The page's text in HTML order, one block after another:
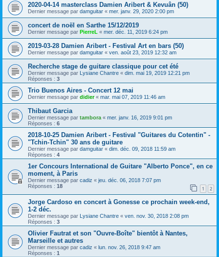
2020-04-14 masterclass Damien Aribert & Kevuân (50)
Dernier message par damguitar « mer. janv. 29, 2020 2:00 pm
concert de noël en Sarthe 15/12/2019
Dernier message par PierreL « mer. déc. 11, 2019 6:24 pm
2019-03-28 Damien Aribert - Festival Art en bars (50)
Dernier message par damguitar « ven. août 23, 2019 12:32 am
Recherche stage de guitare classique pour cet été
Dernier message par Lysiane Chantre « dim. mai 19, 2019 12:21 pm
Réponses : 3
Trio Buenos Aires - Concert 12 mai
Dernier message par didier« mar. mai 07, 2019 11:46 am
Thibaut Garcia
Dernier message par tambora « mer. janv. 16, 2019 9:01 pm
Réponses : 6
2018-10-25 Damien Aribert - Festival "Guitares du Cotentin" -
"Tchin-Tchin" 30 ans de guitare
Dernier message par damguitar « dim. déc. 09, 2018 11:59 am
Réponses : 4
1er Concours International de Guitare "Alberto Ponce", en ce
moment, à Paris
Dernier message par cadiz « jeu. déc. 06, 2018 7:07 pm
Réponses : 18 1 2
Jorge Cardoso en concert à Gonesse ce prochain week-end,
1-2 déc.
Dernier message par Lysiane Chantre « ven. nov. 30, 2018 2:08 pm
Réponses : 3
Olivier Fautrat et son "Ouvre-Boîte" bientôt à Nantes,
Marseille et autres
Dernier message par cadiz « lun. nov. 26, 2018 9:47 am
Réponses : 1